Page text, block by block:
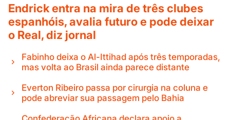
Endrick entra na mira de três clubes
espanhóis, avalia futuro e pode deixar
o Real, diz jornal
Fabinho deixa o Al-Ittihad após três temporadas,
mas volta ao Brasil ainda parece distante
Everton Ribeiro passa por cirurgia na coluna e
pode abreviar sua passagem pelo Bahia